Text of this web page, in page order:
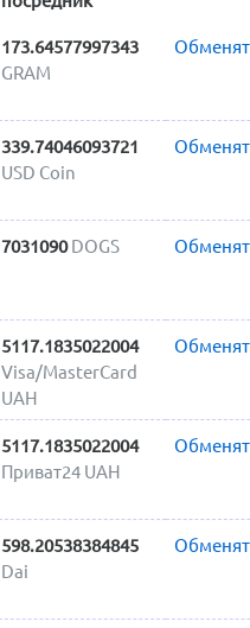
173.64577997343
GRAM
339.74046093721
USD Coin
7031090 DOGS
5117.1835022004
Visa/MasterCard
UAH
5117.1835022004
Приват24 UAH
598.20538384845
Dai